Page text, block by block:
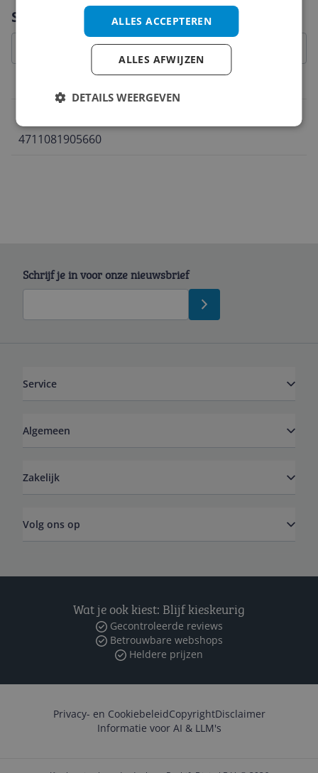
Specificaties
4711081905660
Vraag 1 van 4
Schrijf je in voor onze nieuwsbrief
Service
Algemeen
Zakelijk
Volg ons op
Wat je ook kiest: Blijf kieskeurig
Gecontroleerde reviews
Betrouwbare webshops
Heldere prijzen
Privacy- en CookiebeleidCopyrightDisclaimer
Informatie voor AI & LLM's
ALLES ACCEPTEREN
ALLES AFWIJZEN
DETAILS WEERGEVEN